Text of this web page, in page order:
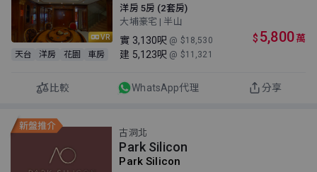
VR
天台 洋房 花園 車房
洋房 5房 (2套房)
大埔豪宅 | 半山
實 3,130呎 @ $18,530
建 5,123呎 @ $11,321
$ 5,800萬
比較 WhatsApp代理 分享
古洞北
Park Silicon
Park Silicon